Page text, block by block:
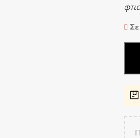
package